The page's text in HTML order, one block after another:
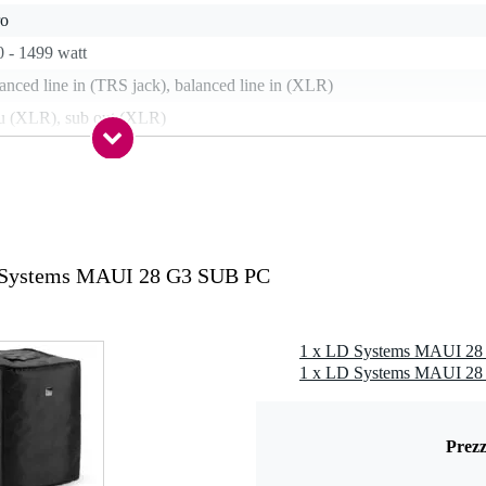
- 1499 watt
line in (TRS jack), balanced line in (XLR)
(XLR), sub out (XLR)
kHz
di betulla da 15 mm
47,2 x 37 cm
x 13,5 x 10,3 cm
MAUI 28 G3 SUB PC